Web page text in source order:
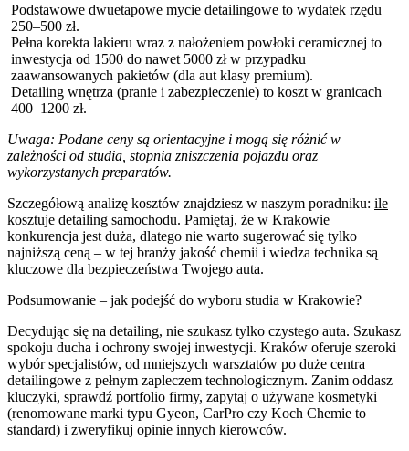
Podstawowe dwuetapowe mycie detailingowe to wydatek rzędu
250–500 zł.
Pełna korekta lakieru wraz z nałożeniem powłoki ceramicznej to
inwestycja od 1500 do nawet 5000 zł w przypadku
zaawansowanych pakietów (dla aut klasy premium).
Detailing wnętrza (pranie i zabezpieczenie) to koszt w granicach
400–1200 zł.
Uwaga: Podane ceny są orientacyjne i mogą się różnić w
zależności od studia, stopnia zniszczenia pojazdu oraz
wykorzystanych preparatów.
Szczegółową analizę kosztów znajdziesz w naszym poradniku: ile
kosztuje detailing samochodu. Pamiętaj, że w Krakowie
konkurencja jest duża, dlatego nie warto sugerować się tylko
najniższą ceną – w tej branży jakość chemii i wiedza technika są
kluczowe dla bezpieczeństwa Twojego auta.
Podsumowanie – jak podejść do wyboru studia w Krakowie?
Decydując się na detailing, nie szukasz tylko czystego auta. Szukasz
spokoju ducha i ochrony swojej inwestycji. Kraków oferuje szeroki
wybór specjalistów, od mniejszych warsztatów po duże centra
detailingowe z pełnym zapleczem technologicznym. Zanim oddasz
kluczyki, sprawdź portfolio firmy, zapytaj o używane kosmetyki
(renomowane marki typu Gyeon, CarPro czy Koch Chemie to
standard) i zweryfikuj opinie innych kierowców.